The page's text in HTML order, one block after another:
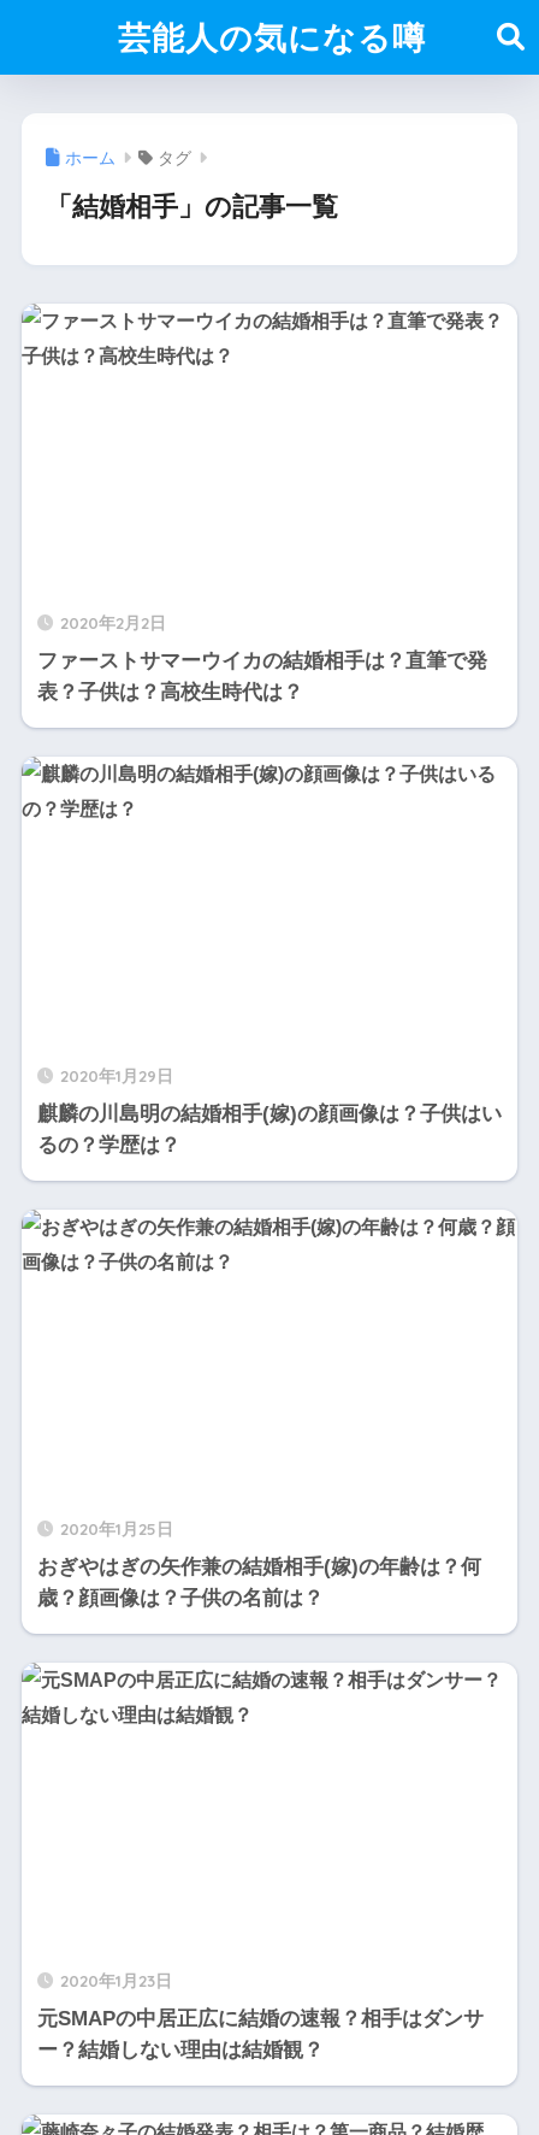
芸能人の気になる噂
ホーム タグ
「結婚相手」の記事一覧
2020年2月2日
ファーストサマーウイカの結婚相手は？直筆で発
表？子供は？高校生時代は？
2020年1月29日
麒麟の川島明の結婚相手(嫁)の顔画像は？子供はい
るの？学歴は？
2020年1月25日
おぎやはぎの矢作兼の結婚相手(嫁)の年齢は？何
歳？顔画像は？子供の名前は？
2020年1月23日
元SMAPの中居正広に結婚の速報？相手はダンサ
ー？結婚しない理由は結婚観？